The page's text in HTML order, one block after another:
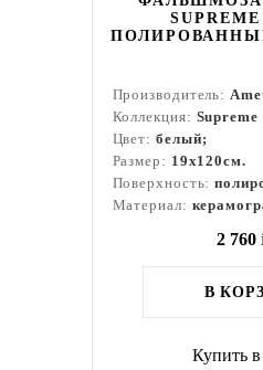
ПОЛИРОВАННЫЙ
Производитель:
Коллекция: Supreme
Цвет: белый;
Размер: 19x120см.
Поверхность:
Материал:
2 760 i
В
Купить